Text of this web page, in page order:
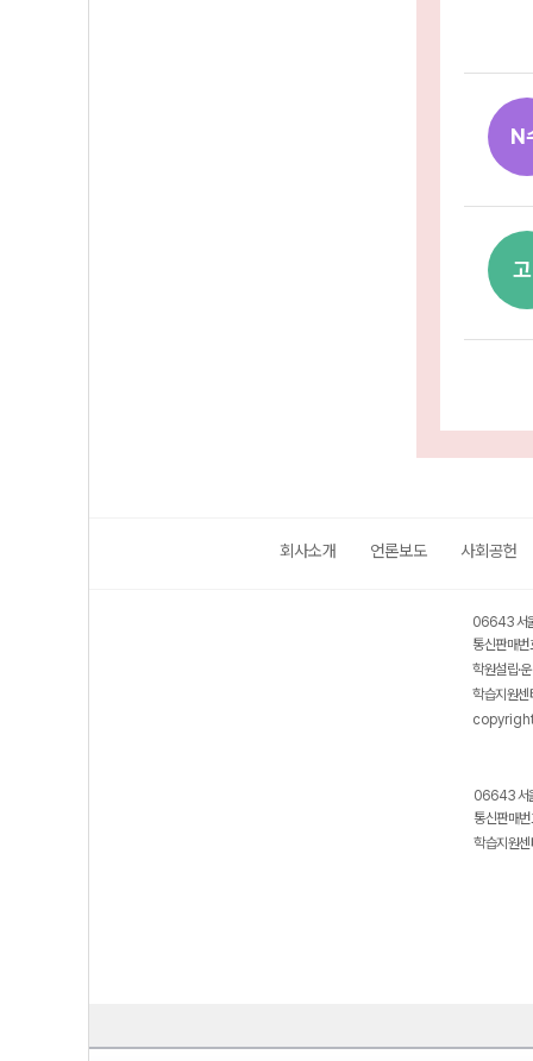
회사소개 언론보도 사회공헌
06643 서
통신판매
학원설립·
학습지원
06643 서
통신판매
학습지원